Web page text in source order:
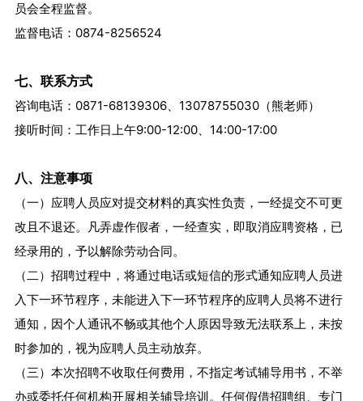
员会全程监督。
监督电话：0874-8256524
七、联系方式
咨询电话：0871-68139306、13078755030（熊老师）
接听时间：工作日上午9:00-12:00、14:00-17:00
八、注意事项
（一）应聘人员应对提交材料的真实性负责，一经提交不可更
改且不退还。凡弄虚作假者，一经查实，即取消应聘资格，已
经录用的，予以解除劳动合同。
（二）招聘过程中，将通过电话或短信的形式通知应聘人员进
入下一环节程序，未能进入下一环节程序的应聘人员将不进行
通知，因个人通讯不畅或其他个人原因导致无法联系上，未按
时参加的，视为应聘人员主动放弃。
（三）本次招聘不收取任何费用，不指定考试辅导用书，不举
办或委托任何机构开展相关辅导培训。任何假借招聘组、专门